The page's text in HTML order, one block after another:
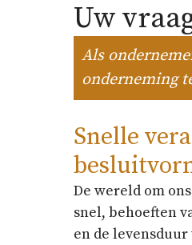
Uw
Als
onderneming
Snelle
De wereld om
snel, behoeften
en de